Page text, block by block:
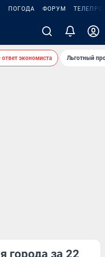
ПОГОДА ФОРУМ
экономиста Льготный
города за 22